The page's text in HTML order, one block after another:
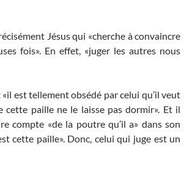
Jésus qui «cherche à convaincre
fois». En effet, «juger les autres nous
est tellement obsédé par celui qu’il veut
paille ne le laisse pas dormir». Et il
compte «de la poutre qu’il a» dans son
cette paille». Donc, celui qui juge est un